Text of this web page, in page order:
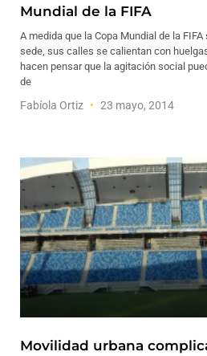
Mundial de la FIFA
A medida que la Copa Mundial de la
sede, sus calles se calientan con
hacen pensar que la agitación social
de
Fabíola Ortiz 23 mayo, 2014
Movilidad urbana